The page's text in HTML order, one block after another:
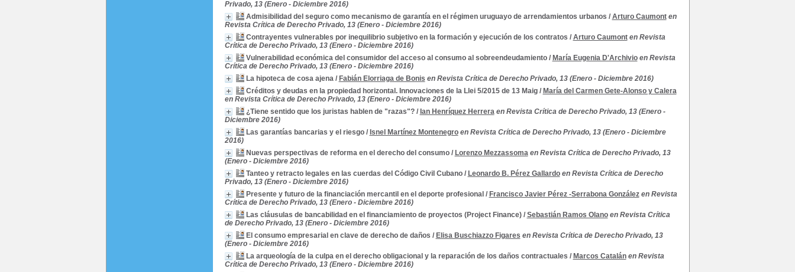
Privado, 13 (Enero - Diciembre 2016)
Admisibilidad del seguro como mecanismo de garantía en el régimen uruguayo de arrendamientos urbanos / Arturo Caumont en
Revista Crítica de Derecho Privado, 13 (Enero - Diciembre 2016)
Contrayentes vulnerables por inequilibrio subjetivo en la formación y ejecución de los contratos / Arturo Caumont en Revista
Crítica de Derecho Privado, 13 (Enero - Diciembre 2016)
Vulnerabilidad económica del consumidor del acceso al consumo al sobreendeudamiento/ María Eugenia D'Archivio en Revista
Crítica de Derecho Privado, 13 (Enero - Diciembre 2016)
La hipoteca de cosa ajena/ Fabián Elorriaga de Bonis en Revista Crítica de Derecho Privado, 13 (Enero - Diciembre 2016)
Créditos y deudas en la propiedad horizontal. Innovaciones de la Llei 5/2015 de 13 Maig/ María del Carmen Gete-Alonso y Calera
en Revista Crítica de Derecho Privado, 13 (Enero - Diciembre 2016)
¿Tiene sentido que los juristas hablen de "razas"?/ Ian Henríquez Herrera en Revista Crítica de Derecho Privado, 13 (Enero -
Diciembre 2016)
Las garantías bancarias y el riesgo/ Isnel Martínez Montenegro en Revista Crítica de Derecho Privado, 13 (Enero - Diciembre
2016)
Nuevas perspectivas de reforma en el derecho del consumo/ Lorenzo Mezzassoma en Revista Crítica de Derecho Privado, 13
(Enero - Diciembre 2016)
Tanteo y retracto legales en las cuerdas del Código Civil Cubano/ Leonardo B. Pérez Gallardo en Revista Crítica de Derecho
Privado, 13 (Enero - Diciembre 2016)
Presente y futuro de la financiación mercantil en el deporte profesional / Francisco Javier Pérez -Serrabona González en Revista
Crítica de Derecho Privado, 13 (Enero - Diciembre 2016)
Las cláusulas de bancabilidad en el financiamiento de proyectos (Project Finance)/ Sebastián Ramos Olano en Revista Crítica
de Derecho Privado, 13 (Enero - Diciembre 2016)
El consumo empresarial en clave de derecho de daños / Elisa Buschiazzo Figares en Revista Crítica de Derecho Privado, 13
(Enero - Diciembre 2016)
La arqueología de la culpa en el derecho obligacional y la reparación de los daños contractuales / Marcos Catalán en Revista
Crítica de Derecho Privado, 13 (Enero - Diciembre 2016)